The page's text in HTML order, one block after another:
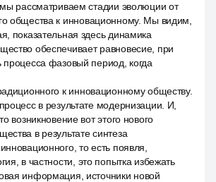
мы рассматриваем стадии эволюции от
общества к инновационному. Мы видим,
показательная здесь динамика
обеспечивает равновесие, при
процесса фазовый период, когда
к инновационному обществу.
в результате модернизации. И,
возникновение вот этого нового
в результате синтеза
то есть появля,
в частности, это попытка избежать
информация, источники новой